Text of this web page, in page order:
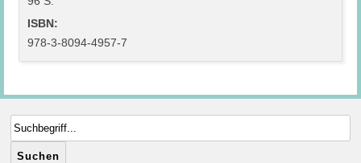
ISBN:
978-3-8094-4957-7